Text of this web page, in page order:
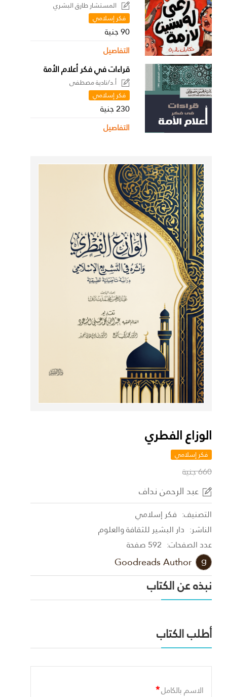
المستشار طارق البشري
فكر إسلامي
90 جنية
التفاصيل
قراءات في فكر أعلام الأمة
أ.د/نادية مصطفى
فكر إسلامي
230 جنية
التفاصيل
الوزاع الفطري
فكر إسلامي
660 جنية
عبد الرحمن نداف
التصنيف: فكر إسلامي
الناشر: دار البشير للثقافة والعلوم
عدد الصفحات: 592 صفحة
Goodreads Author
نبذه عن الكتاب
أطلب الكتاب
الاسم بالكامل*